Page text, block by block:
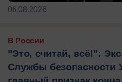
06.08.2026
В России
"Это, считай, всё!":
Службы безопасности